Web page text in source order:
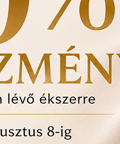
Évente 1
történt-e ,
felfedezett
ÉRDEKEL
darab
1
anyaga: